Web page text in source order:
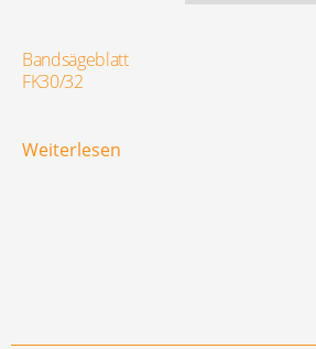
Bandsägeblatt
FK30/32
Weiterlesen